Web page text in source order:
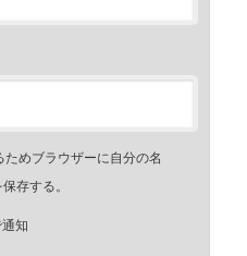
めブラウザーに自分の名
存する。
知